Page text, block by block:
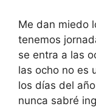
Me dan miedo
tenemos
se entra a las
las ocho no es
los días del
nunca sabré